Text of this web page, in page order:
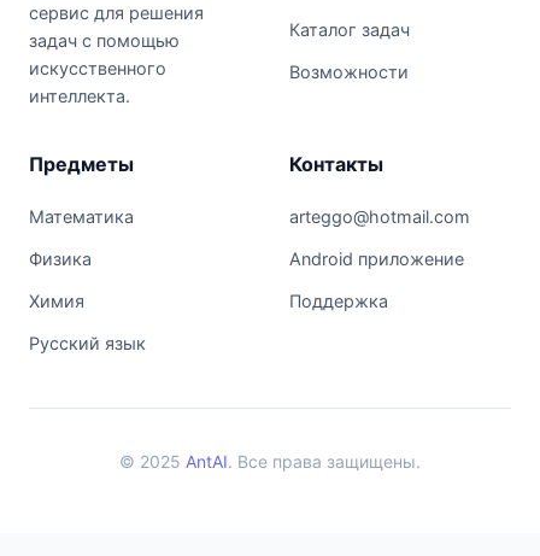
сервис для решения
задач с помощью
искусственного
интеллекта.
Каталог задач
Возможности
Предметы
Математика
Физика
Химия
Русский язык
Контакты
arteggo@hotmail.com
Android приложение
Поддержка
© 2025 AntAI. Все права защищены.